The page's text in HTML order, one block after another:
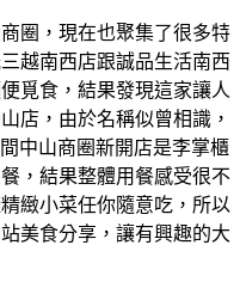
圈，現在也聚集了很多特
越南西店跟誠品生活南西
覓食，結果發現這家讓人
店，由於名稱似曾相識，
中山商圈新開店是李掌櫃
，結果整體用餐感受很不
緻小菜任你隨意吃，所以
美食分享，讓有興趣的大